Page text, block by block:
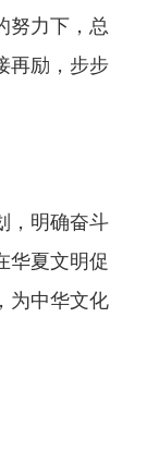
力下，总
再励，步步
，明确奋斗
华夏文明促
为中华文化